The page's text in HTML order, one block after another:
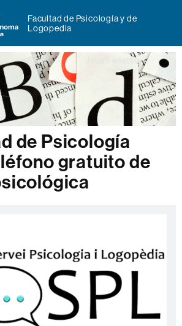
Facultad de Psicología y de
Logopedia
de Psicología
gratuito de